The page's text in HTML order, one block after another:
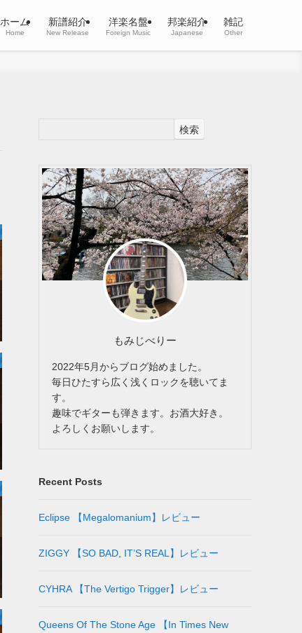
ホーム
Home
新譜紹介
New Release
洋楽名盤
Foreign Music
邦楽紹介
Japanese
雑記
Other
検索
もみじべりー
2022年5月からブログ始めました。
毎日ひたすら広く浅くロックを聴いてま
す。
趣味でギターも弾きます。お酒大好き。
よろしくお願いします。
Recent Posts
Eclipse 【Megalomanium】レビュー
ZIGGY 【SO BAD, IT’S REAL】レビュー
CYHRA 【The Vertigo Trigger】レビュー
Queens Of The Stone Age 【In Times New